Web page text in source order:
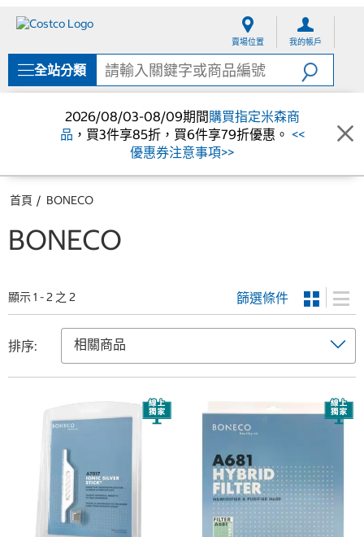
單
賣場位置 我的帳戶
全站分類
2026/08/03-08/09期間購買指定米森商
品 ，買3件享85折，買6件享79折優惠。 <<
優惠券注意事項>>
首頁 BONECO
BONECO
顯示 1 - 2 之 2 篩選條件
排序: